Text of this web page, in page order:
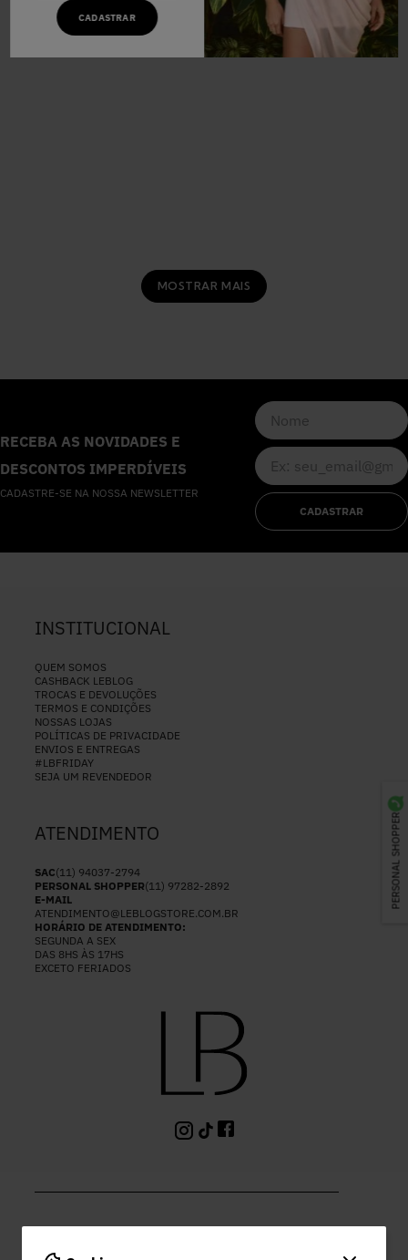
CADASTRAR
PERSONAL SHOPPER
MOSTRAR MAIS
RECEBA AS NOVIDADES E
DESCONTOS IMPERDÍVEIS
CADASTRE-SE NA NOSSA NEWSLETTER
CADASTRAR
INSTITUCIONAL
QUEM SOMOS
CASHBACK LEBLOG
TROCAS E DEVOLUÇÕES
TERMOS E CONDIÇÕES
NOSSAS LOJAS
POLÍTICAS DE PRIVACIDADE
ENVIOS E ENTREGAS
#LBFRIDAY
SEJA UM REVENDEDOR
ATENDIMENTO
SAC(11) 94037-2794
PERSONAL SHOPPER(11) 97282-2892
E-MAIL
ATENDIMENTO@LEBLOGSTORE.COM.BR
HORÁRIO DE ATENDIMENTO:
SEGUNDA A SEX
DAS 8HS ÀS 17HS
EXCETO FERIADOS